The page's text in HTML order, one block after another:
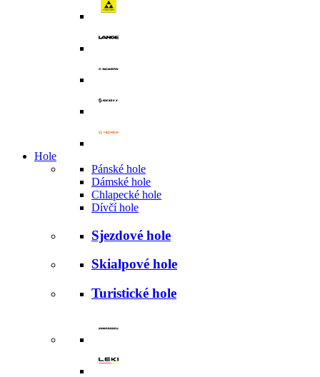
Hole
Pánské hole
Dámské hole
Chlapecké hole
Dívčí hole
Sjezdové hole
Skialpové hole
Turistické hole